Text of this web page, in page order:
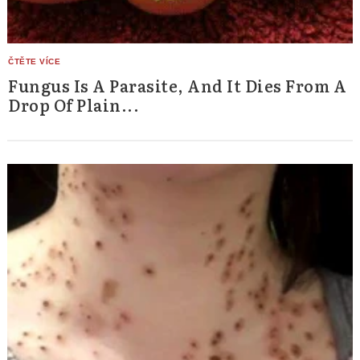
Fungus Is A Parasite, And It Dies From A
Drop Of Plain...